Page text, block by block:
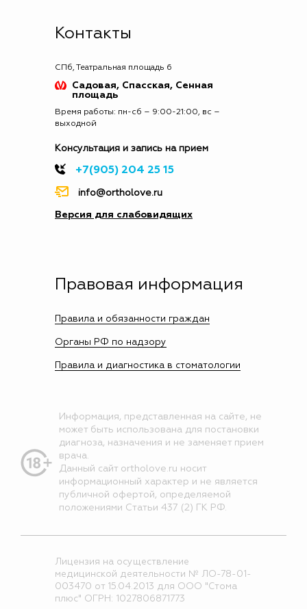
Контакты
СПб, Театральная площадь 6
Садовая, Спасская, Сенная
площадь
Время работы: пн-сб – 9:00-21:00, вс –
выходной
Консультация и запись на прием
+7(905) 204 25 15
info@ortholove.ru
Версия для слабовидящих
Правовая информация
Правила и обязанности граждан
Органы РФ по надзору
Правила и диагностика в стоматологии
Информация, представленная на сайте, не
может быть использована для постановки
диагноза, назначения и не заменяет прием
врача.
Данный сайт ortholove.ru носит
информационный характер и не является
публичной офертой, определяемой
положениями Статьи 437 (2) ГК РФ.
Лицензия на осуществление
медицинской деятельности № ЛО-78-01-
003470 от 15.04.2013 для ООО "Стома
плюс" ОГРН: 1027806871773